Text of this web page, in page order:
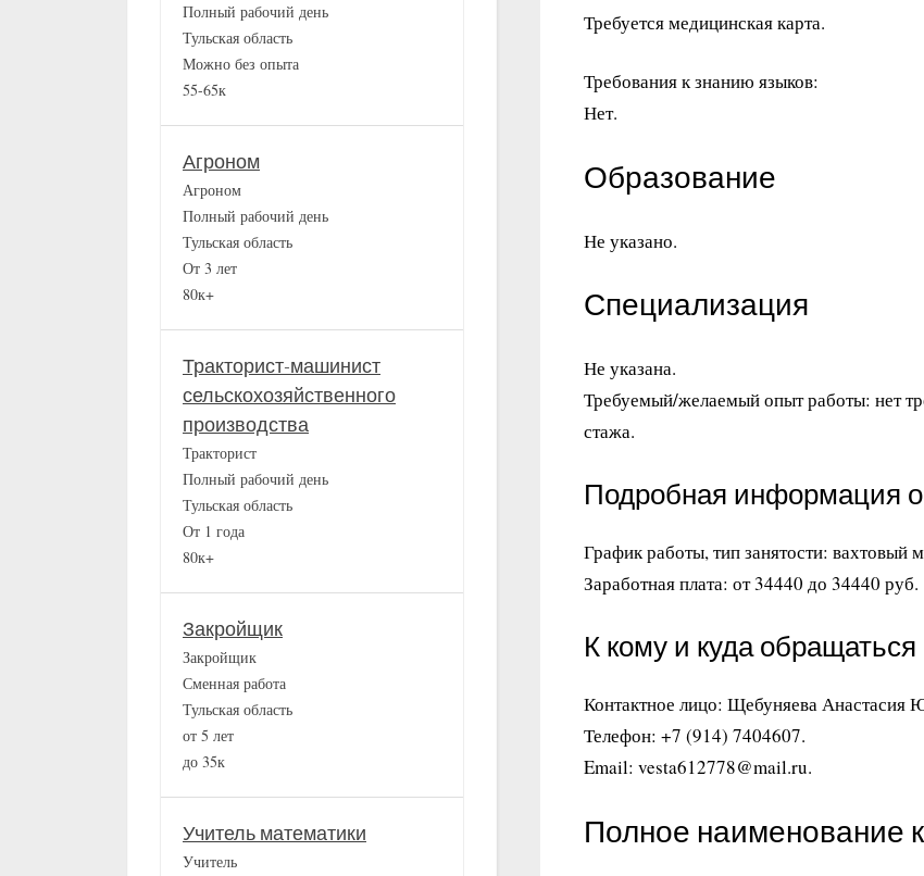
Требуется медицинская карта.
Требования к знанию языков:
Нет.
Образование
Не указано.
Специализация
Не указана.
Требуемый/желаемый опыт работы: нет
стажа.
Подробная информация о
График работы, тип занятости: вахтовый
Заработная плата: от 34440 до 34440 руб.
К кому и куда обращаться
Контактное лицо: Щебуняева Анастасия
Телефон: +7 (914) 7404607.
Email: vesta612778@mail.ru.
Полное наименование
Полный рабочий день
Тульская область
Можно без опыта
55-65к
Агроном
Агроном
Полный рабочий день
Тульская область
От 3 лет
80к+
Тракторист-машинист
сельскохозяйственного
производства
Тракторист
Полный рабочий день
Тульская область
От 1 года
80к+
Закройщик
Закройщик
Сменная работа
Тульская область
от 5 лет
до 35к
Учитель математики
Учитель